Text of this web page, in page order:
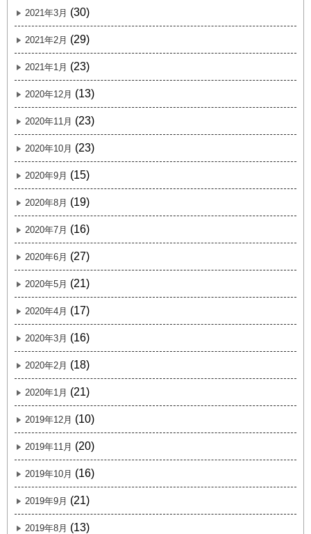
2021年3月 (30)
2021年2月 (29)
2021年1月 (23)
2020年12月 (13)
2020年11月 (23)
2020年10月 (23)
2020年9月 (15)
2020年8月 (19)
2020年7月 (16)
2020年6月 (27)
2020年5月 (21)
2020年4月 (17)
2020年3月 (16)
2020年2月 (18)
2020年1月 (21)
2019年12月 (10)
2019年11月 (20)
2019年10月 (16)
2019年9月 (21)
2019年8月 (13)